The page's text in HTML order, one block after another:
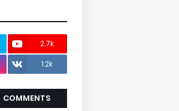
2.7k
1.2k
COMMENTS